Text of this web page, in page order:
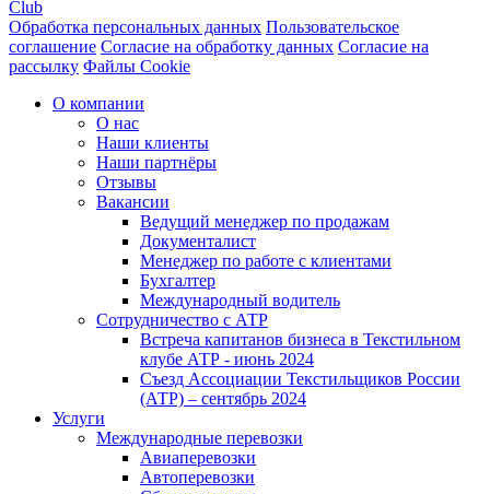
Club
Обработка персональных данных Пользовательское
соглашение Согласие на обработку данных Согласие на
рассылку Файлы Cookie
О компании
О нас
Наши клиенты
Наши партнёры
Отзывы
Вакансии
Ведущий менеджер по продажам
Документалист
Менеджер по работе с клиентами
Бухгалтер
Международный водитель
Сотрудничество с АТР
Встреча капитанов бизнеса в Текстильном
клубе АТР - июнь 2024
Съезд Ассоциации Текстильщиков России
(АТР) – сентябрь 2024
Услуги
Международные перевозки
Авиаперевозки
Автоперевозки